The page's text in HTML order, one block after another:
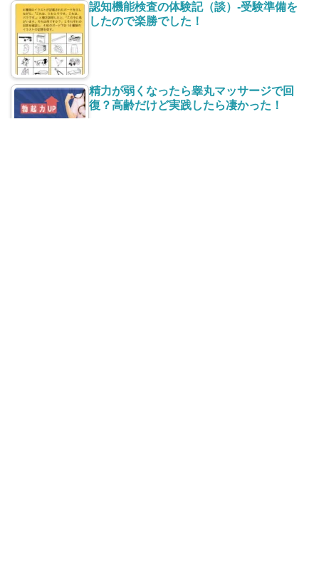
認知機能検査の体験記（談）-受験準備を
したので楽勝でした！
精力が弱くなったら睾丸マッサージで回
復？高齢だけど実践したら凄かった！